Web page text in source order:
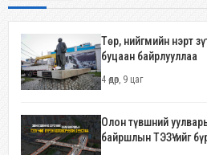
Төр, нийгмийн нэрт
буцаан байрлууллаа
4 өдөр, 9 цаг
Олон түвшний
байршлын ТЭЗҮ-ийг